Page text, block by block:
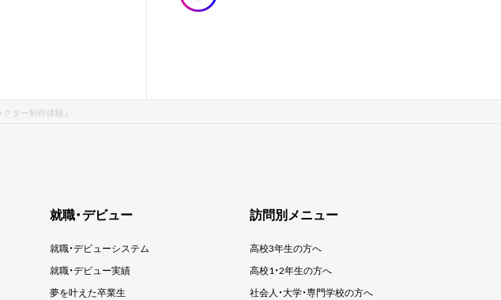
ター制作体験」
就職・デビュー
就職・デビューシステム
就職・デビュー実績
夢を叶えた卒業生
訪問別メニュー
高校3年生の方へ
高校1・2年生の方へ
社会人・大学・専門学校の方へ